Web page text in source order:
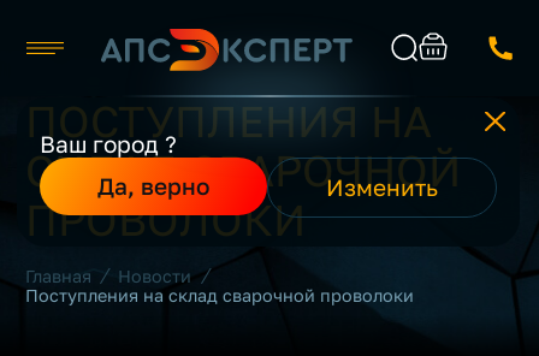
Ваш город ?
Да, верно
Изменить
Москва
Каталог
О компании
Производители
Реализованные проекты
Контакты
ПОСТУПЛЕНИЯ НА
СКЛАД СВАРОЧНОЙ
ПРОВОЛОКИ
Главная / Новости /
Поступления на склад сварочной проволоки
Найти